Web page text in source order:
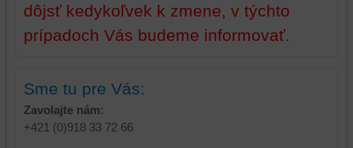
dôjsť kedykoľvek k zmene, v týchto
prípadoch Vás budeme informovať.
Sme tu pre Vás:
Zavolajte nám:
+421 (0)918 33 72 66
na
identifikáciu
vašej
dosiahnutie
základnej
funkčnosti
sme
mohli
poskytovať
ktoré
zlepšujú
váš